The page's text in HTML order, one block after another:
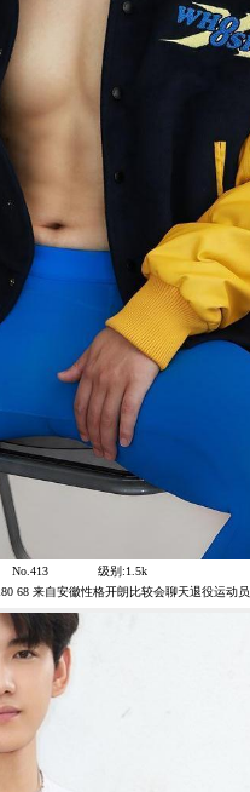
No.413
级别:1.5k
68 来自安徽性格开朗比较会聊天退役运动员